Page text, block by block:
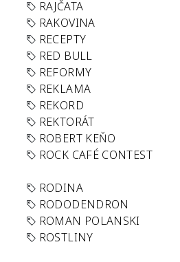
RAJČATA
RAKOVINA
RECEPTY
RED BULL
REFORMY
REKLAMA
REKORD
REKTORÁT
ROBERT KEŇO
ROCK CAFÉ CONTEST
RODINA
RODODENDRON
ROMAN POLANSKI
ROSTLINY